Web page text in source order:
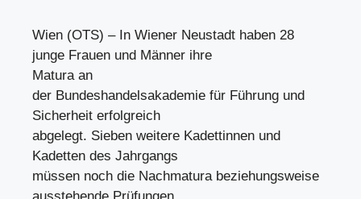
Wien (OTS) – In Wiener Neustadt haben 28
junge Frauen und Männer ihre
Matura an
der Bundeshandelsakademie für Führung und
Sicherheit erfolgreich
abgelegt. Sieben weitere Kadettinnen und
Kadetten des Jahrgangs
müssen noch die Nachmatura beziehungsweise